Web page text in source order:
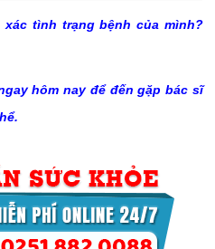
tình trạng bệnh của mình?
hôm nay để đến gặp bác sĩ